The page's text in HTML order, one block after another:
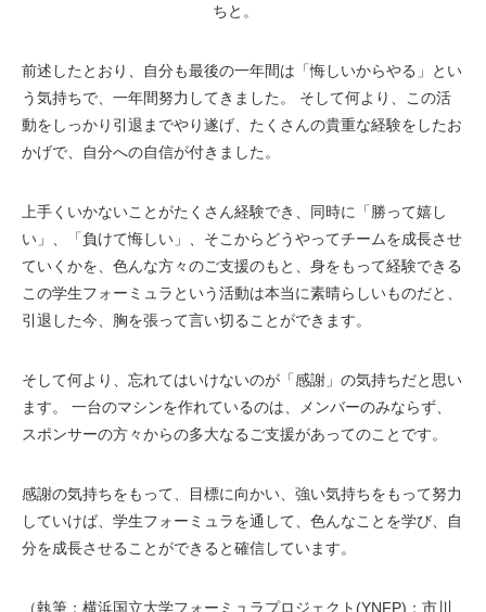
ちと。
前述したとおり、自分も最後の一年間は「悔しいからやる」とい
う気持ちで、一年間努力してきました。 そして何より、この活
動をしっかり引退までやり遂げ、たくさんの貴重な経験をしたお
かげで、自分への自信が付きました。
上手くいかないことがたくさん経験でき、同時に「勝って嬉し
い」、「負けて悔しい」、そこからどうやってチームを成長させ
ていくかを、色んな方々のご支援のもと、身をもって経験できる
この学生フォーミュラという活動は本当に素晴らしいものだと、
引退した今、胸を張って言い切ることができます。
そして何より、忘れてはいけないのが「感謝」の気持ちだと思い
ます。 一台のマシンを作れているのは、メンバーのみならず、
スポンサーの方々からの多大なるご支援があってのことです。
感謝の気持ちをもって、目標に向かい、強い気持ちをもって努力
していけば、学生フォーミュラを通して、色んなことを学び、自
分を成長させることができると確信しています。
（執筆：横浜国立大学フォーミュラプロジェクト(YNFP)：市川